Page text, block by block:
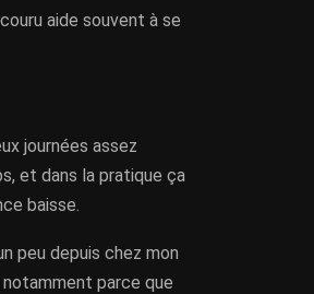
aide souvent à se
journées assez
et dans la pratique ça
baisse.
peu depuis chez mon
notamment parce que